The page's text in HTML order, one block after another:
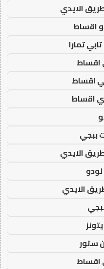
الايدي
اقساط
تمارا
اقساط
اقساط
اقساط
ببجي
الايدي
الايدي
ستور
اقساط